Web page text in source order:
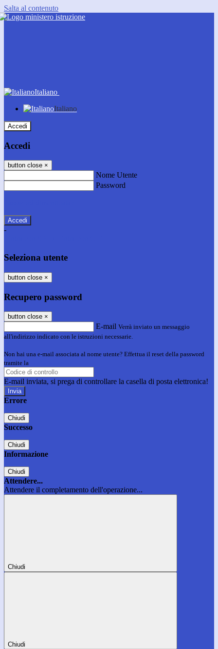
Salta al contenuto
Italiano
Italiano
Accedi
Accedi
button close ×
Nome Utente
Password
-
Seleziona utente
button close ×
Recupero password
button close ×
E-mail Verrà inviato un messaggio
all'indirizzo indicato con le istruzioni necessarie.
Non hai una e-mail associata al nome utente? Effettua il reset della password
tramite la
E-mail inviata, si prega di controllare la casella di posta elettronica!
Errore
Chiudi
Successo
Chiudi
Informazione
Chiudi
Attendere...
Attendere il completamento dell'operazione...
Chiudi
Chiudi